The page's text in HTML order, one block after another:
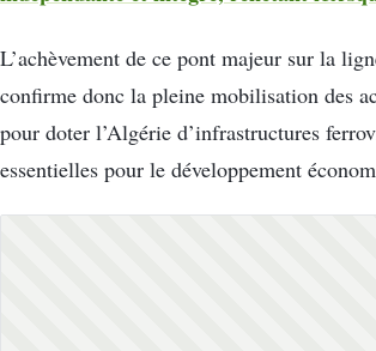
L’achèvement de ce pont majeur sur la
confirme donc la pleine mobilisation des
pour doter l’Algérie d’infrastructures
essentielles pour le développement